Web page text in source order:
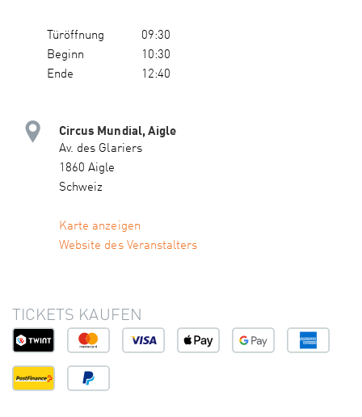
Türöffnung
09:30
Beginn
10:30
Ende
12:40
Circus Mundial, Aigle
Av. des Glariers
1860 Aigle
Schweiz
Karte anzeigen
Website des Veranstalters
TICKETS KAUFEN